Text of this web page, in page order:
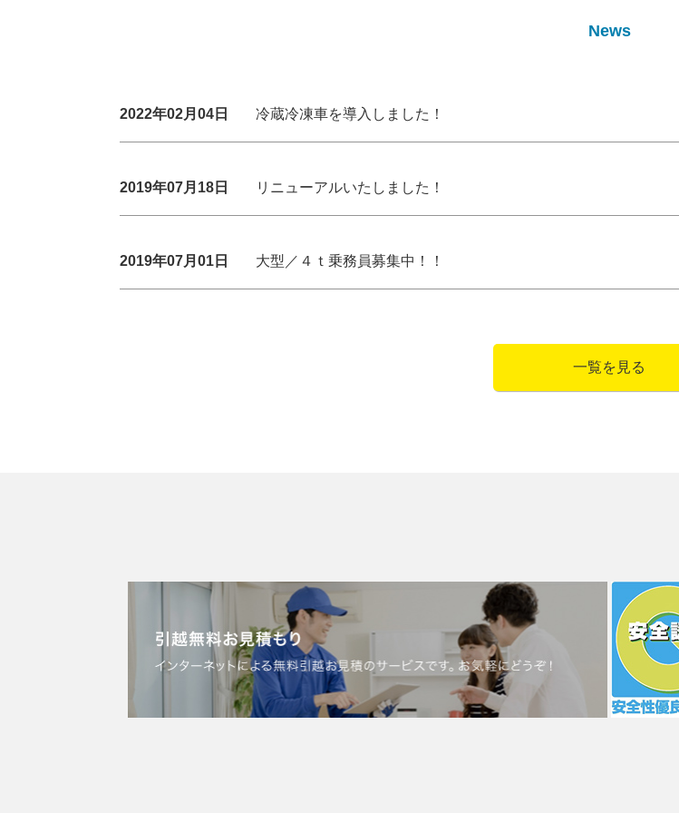
News
2022年02月04日 冷蔵冷凍車を導入しました！
2019年07月18日 リニューアルいたしました！
2019年07月01日 大型／４ｔ乗務員募集中！！
一覧を見る